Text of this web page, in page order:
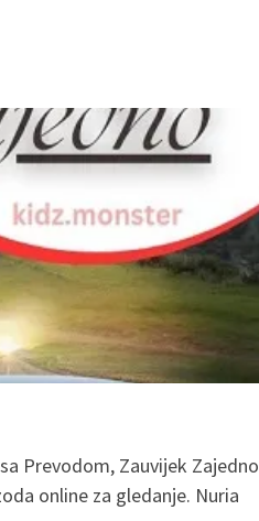
Prevodom, Zauvijek Zajedno
online za gledanje. Nuria